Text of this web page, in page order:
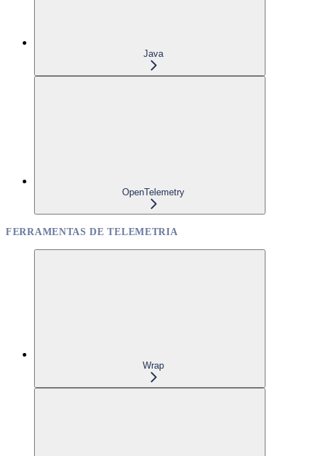
Java
OpenTelemetry
FERRAMENTAS DE TELEMETRIA
Wrap